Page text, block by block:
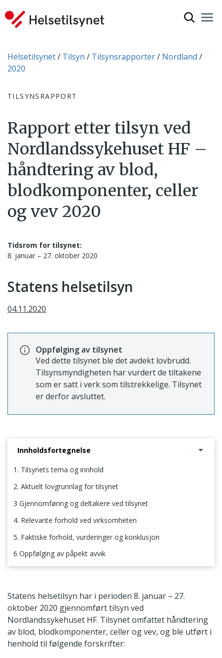
Du er her:
Helsetilsynet Tilsyn Tilsynsrapporter
Nordland
2020
TILSYNSRAPPORT
Rapport etter tilsyn ved
Nordlandssykehuset HF –
håndtering av blod,
blodkomponenter, celler
og vev 2020
Tidsrom for tilsynet:
8. januar – 27. oktober 2020
Statens helsetilsyn
04.11.2020
Oppfølging av tilsynet
Ved dette tilsynet ble det avdekt lovbrudd.
Tilsynsmyndigheten har vurdert de tiltakene
som er satt i verk som tilstrekkelige. Tilsynet
er derfor avsluttet.
Innholdsfortegnelse
1. Tilsynets tema og innhold
2. Aktuelt lovgrunnlag for tilsynet
3 Gjennomføring og deltakere ved tilsynet
4. Relevante forhold ved virksomheten
5. Faktiske forhold, vurderinger og konklusjon
6 Oppfølging av påpekt avvik
Statens helsetilsyn har i perioden 8. januar – 27.
oktober 2020 gjennomført tilsyn ved
Nordlandssykehuset HF. Tilsynet omfattet håndtering
av blod, blodkomponenter, celler og vev, og ble utført i
henhold til følgende forskrifter: